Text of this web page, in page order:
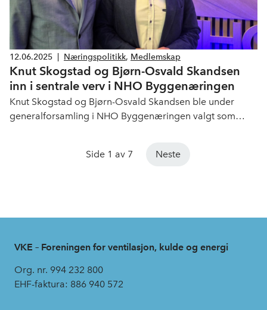
12.06.2025 Næringspolitikk, Medlemskap
Knut Skogstad og Bjørn-Osvald Skandsen
inn i sentrale verv i NHO Byggenæringen
Knut Skogstad og Bjørn-Osvald Skandsen ble under
generalforsamling i NHO Byggenæringen valgt som
dette valget er VKE godt representert i Norges viktigste
Side 1 av 7 Neste
VKE – Foreningen for ventilasjon, kulde og energi
Org. nr. 994 232 800
EHF-faktura: 886 940 572